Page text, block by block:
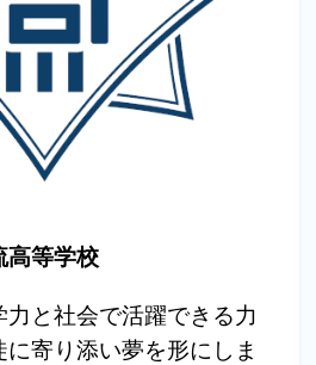
高等学校
力と社会で活躍できる力
寄り添い夢を形にしま